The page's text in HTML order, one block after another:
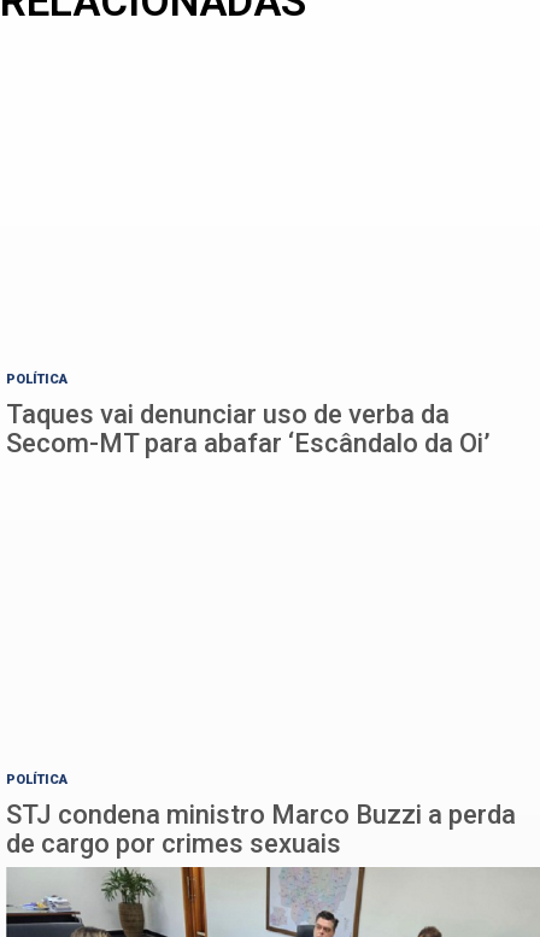
POLÍTICA
Taques vai denunciar uso de verba da
Secom-MT para abafar ‘Escândalo da Oi’
POLÍTICA
STJ condena ministro Marco Buzzi a perda
de cargo por crimes sexuais